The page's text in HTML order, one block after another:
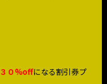
３０%offになる割引券プ